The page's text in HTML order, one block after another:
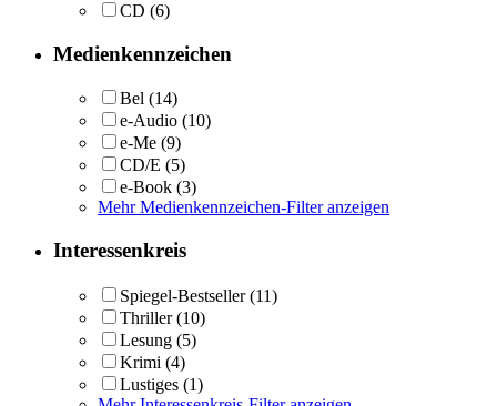
CD (6)
Medienkennzeichen
Bel (14)
e-Audio (10)
e-Me (9)
CD/E (5)
e-Book (3)
Mehr Medienkennzeichen-Filter anzeigen
Interessenkreis
Spiegel-Bestseller (11)
Thriller (10)
Lesung (5)
Krimi (4)
Lustiges (1)